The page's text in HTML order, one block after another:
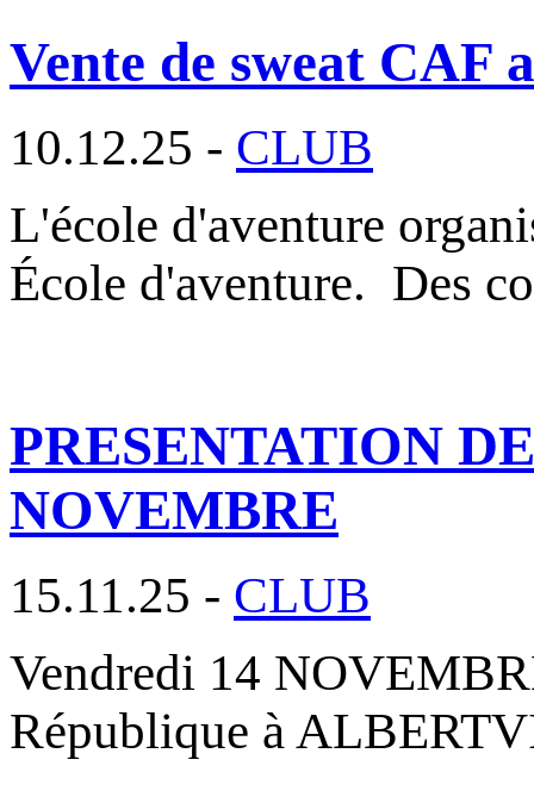
Vente de sweat CAF
10.12.25 - CLUB
L'école d'aventure
École d'aventure. Des
PRESENTATION
NOVEMBRE
15.11.25 - CLUB
Vendredi 14
République à